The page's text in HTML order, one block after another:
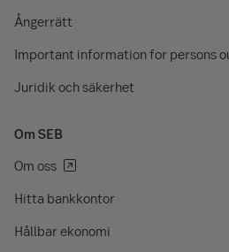
Ångerrätt
Important information for persons
Juridik och säkerhet
Om SEB
Om oss
Hitta bankkontor
Hållbar ekonomi